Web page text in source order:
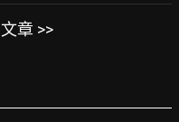
章 >>